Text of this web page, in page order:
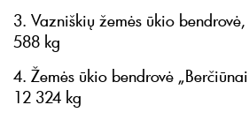
3. Vazniškių žemės ūkio
588 kg
4. Žemės ūkio bendrovė
12 324 kg